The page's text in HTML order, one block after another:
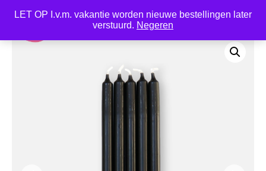
LET OP I.v.m. vakantie worden nieuwe bestellingen later
verstuurd. Negeren